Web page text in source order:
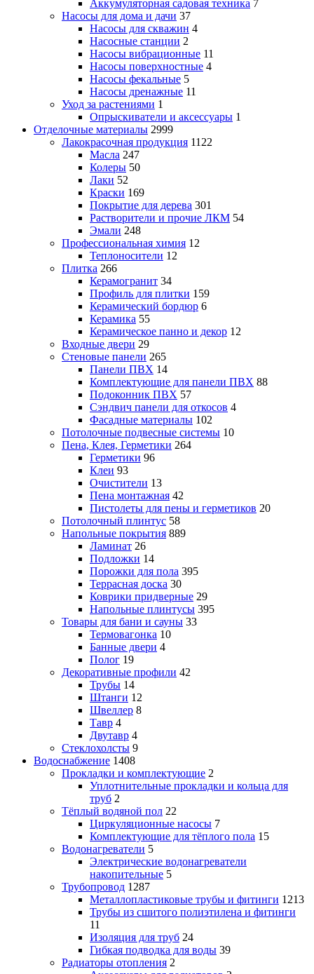
Аккумуляторная садовая техника 7
Насосы для дома и дачи 37
Насосы для скважин 4
Насосные станции 2
Насосы вибрационные 11
Насосы поверхностные 4
Насосы фекальные 5
Насосы дренажные 11
Уход за растениями 1
Опрыскиватели и аксессуары 1
Отделочные материалы 2999
Лакокрасочная продукция 1122
Масла 247
Колеры 50
Лаки 52
Краски 169
Покрытие для дерева 301
Растворители и прочие ЛКМ 54
Эмали 248
Профессиональная химия 12
Теплоносители 12
Плитка 266
Керамогранит 34
Профиль для плитки 159
Керамический бордюр 6
Керамика 55
Керамическое панно и декор 12
Входные двери 29
Стеновые панели 265
Панели ПВХ 14
Комплектующие для панели ПВХ 88
Подоконник ПВХ 57
Сэндвич панели для откосов 4
Фасадные материалы 102
Потолочные подвесные системы 10
Пена, Клея, Герметики 264
Герметики 96
Клеи 93
Очистители 13
Пена монтажная 42
Пистолеты для пены и герметиков 20
Потолочный плинтус 58
Напольные покрытия 889
Ламинат 26
Подложки 14
Порожки для пола 395
Террасная доска 30
Коврики придверные 29
Напольные плинтусы 395
Товары для бани и сауны 33
Термовагонка 10
Банные двери 4
Полог 19
Декоративные профили 42
Трубы 14
Штанги 12
Швеллер 8
Тавр 4
Двутавр 4
Стеклохолсты 9
Водоснабжение 1408
Прокладки и комплектующие 2
Уплотнительные прокладки и кольца для
труб 2
Тёплый водяной пол 22
Циркуляционные насосы 7
Комплектующие для тёплого пола 15
Водонагреватели 5
Электрические водонагреватели
накопительные 5
Трубопровод 1287
Металлопластиковые трубы и фитинги 1213
Трубы из сшитого полиэтилена и фитинги
11
Изоляция для труб 24
Гибкая подводка для воды 39
Радиаторы отопления 2